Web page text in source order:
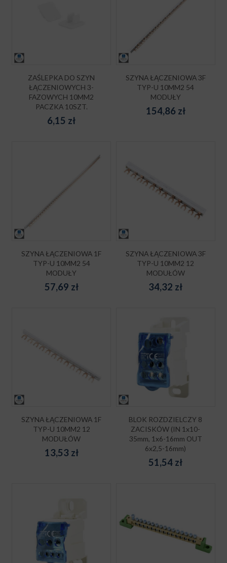
ZAŚLEPKA DO SZYN
ŁĄCZENIOWYCH 3-
FAZOWYCH 10MM2
PACZKA 10SZT.
6,15 zł
SZYNA ŁĄCZENIOWA 3F
TYP-U 10MM2 54
MODUŁY
154,86 zł
SZYNA ŁĄCZENIOWA 1F
TYP-U 10MM2 54
MODUŁY
57,69 zł
SZYNA ŁĄCZENIOWA 3F
TYP-U 10MM2 12
MODUŁÓW
34,32 zł
SZYNA ŁĄCZENIOWA 1F
TYP-U 10MM2 12
MODUŁÓW
13,53 zł
BLOK ROZDZIELCZY 8
ZACISKÓW (IN 1x10-
35mm, 1x6-16mm OUT
6x2,5-16mm)
51,54 zł